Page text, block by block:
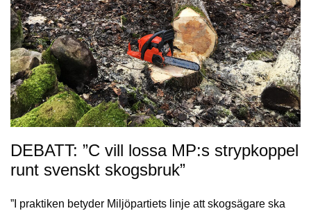
DEBATT: ”C vill lossa MP:s strypkoppel
runt svenskt skogsbruk”
”I praktiken betyder Miljöpartiets linje att skogsägare ska